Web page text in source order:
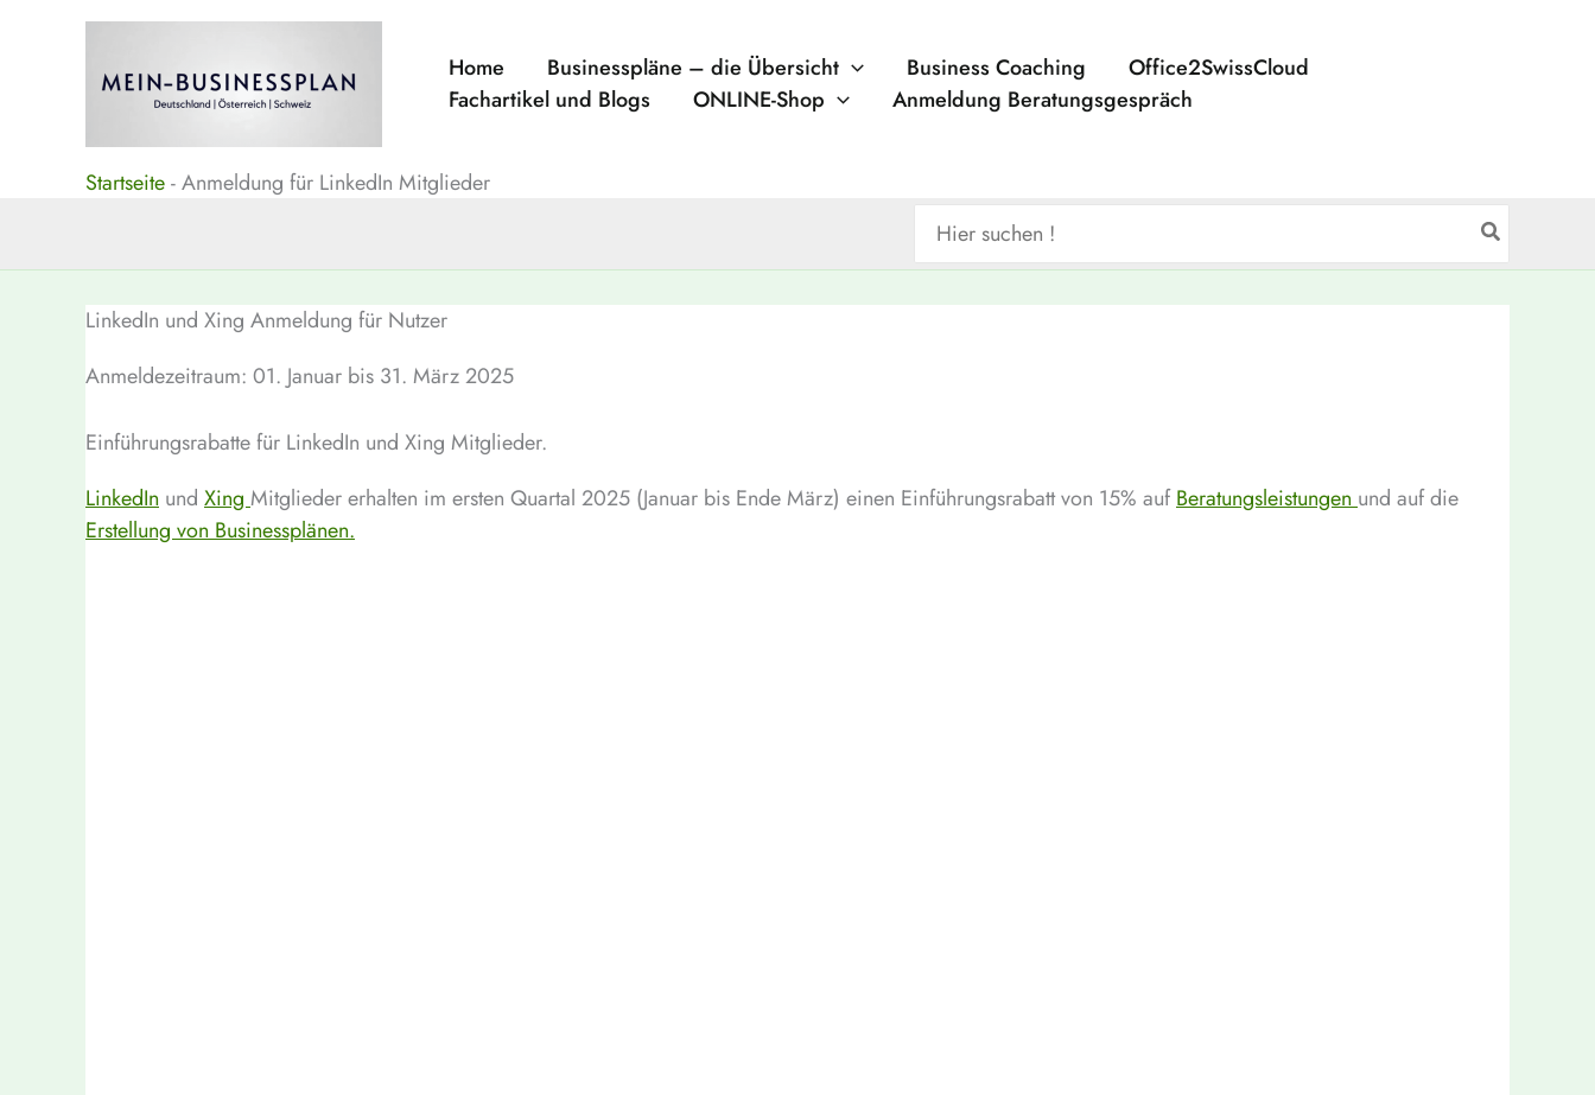
Home Businesspläne – die Übersicht Business Coaching
Office2SwissCloud
Fachartikel und Blogs
ONLINE-Shop Anmeldung Beratungsgespräch
Startseite-Anmeldung für LinkedIn Mitglieder
Search
for:
LinkedIn und Xing Anmeldung für Nutzer
Anmeldezeitraum: 01. Januar bis 31. März 2025
Einführungsrabatte für LinkedIn und Xing Mitglieder.
LinkedIn und Xing Mitglieder erhalten im ersten Quartal 2025 (Januar bis Ende März) einen Einführungsrabatt von 15% aufBeratungsleistungen und auf die
Erstellung von Businessplänen.